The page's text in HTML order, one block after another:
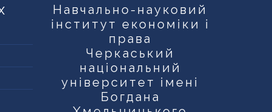
Навчально-науковий
інститут економіки і
права
Черкаський
національний
університет імені
Богдана